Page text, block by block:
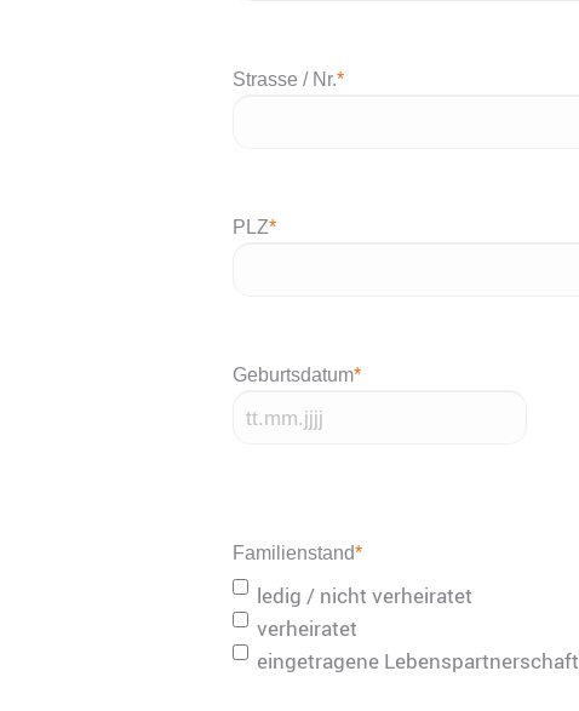
Strasse / Nr.*
PLZ*
Geburtsdatum*
JJJJ
Familienstand*
ledig / nicht verheiratet
verheiratet
eingetragene Lebenspartnerschaft